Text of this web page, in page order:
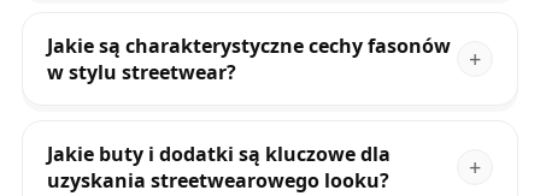
Jakie są charakterystyczne cechy fasonów
w stylu streetwear?
Jakie buty i dodatki są kluczowe dla
uzyskania streetwearowego looku?